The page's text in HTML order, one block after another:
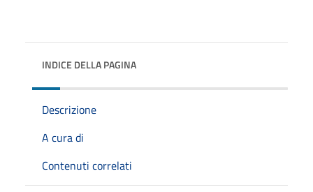
INDICE DELLA PAGINA
Descrizione
A cura di
Contenuti correlati